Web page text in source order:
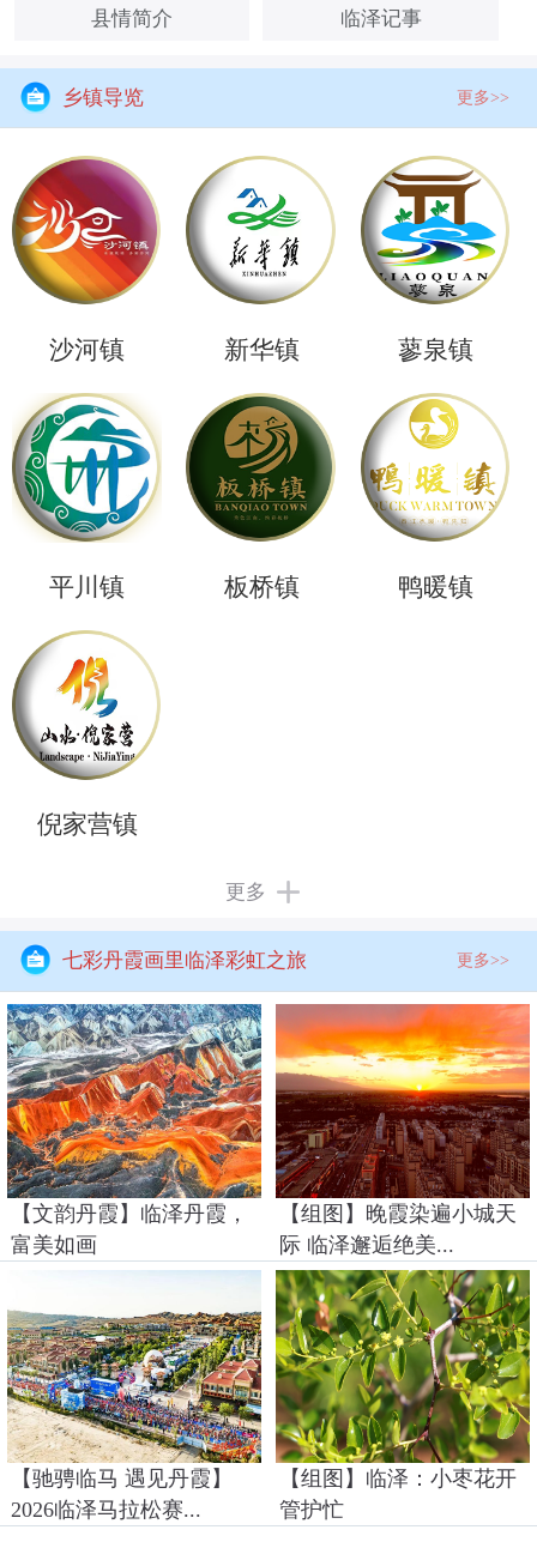
县情简介 临泽记事
乡镇导览 更多>>
沙河镇 新华镇 蓼泉镇
平川镇 板桥镇 鸭暖镇
倪家营镇
更多
七彩丹霞画里临泽彩虹之旅 更多>>
【文韵丹霞】临泽丹霞，
富美如画
【组图】晚霞染遍小城天
际 临泽邂逅绝美...
【驰骋临马 遇见丹霞】
2026临泽马拉松赛...
【组图】临泽：小枣花开
管护忙